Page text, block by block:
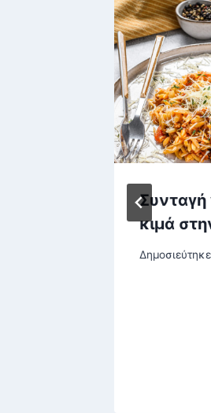
Συνταγή
κιμά